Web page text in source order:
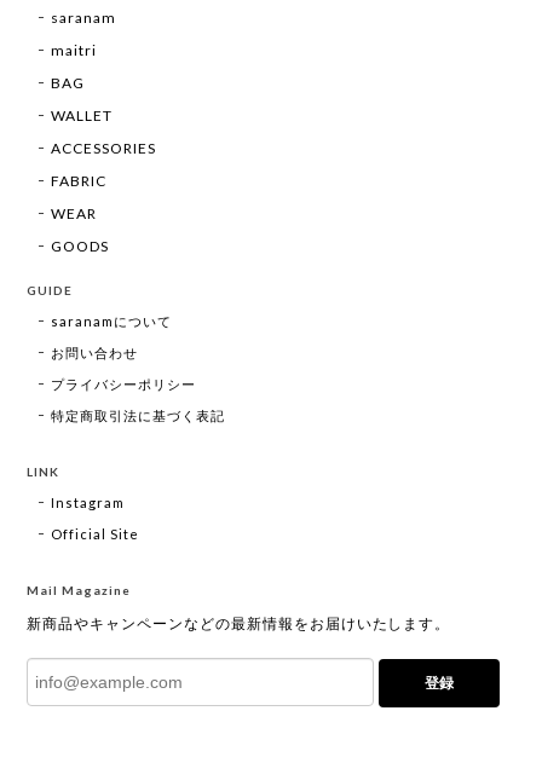
saranam
maitri
BAG
WALLET
ACCESSORIES
FABRIC
WEAR
GOODS
GUIDE
saranamについて
お問い合わせ
プライバシーポリシー
特定商取引法に基づく表記
LINK
Instagram
Official Site
Mail Magazine
新商品やキャンペーンなどの最新情報をお届けいたします。
登録